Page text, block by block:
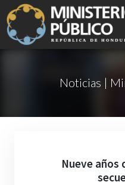
Noticias |
Nueve años